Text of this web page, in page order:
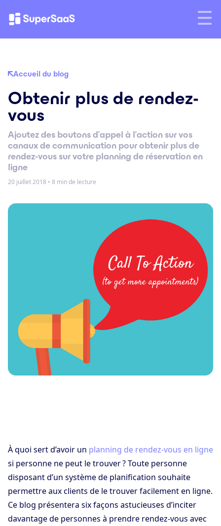
Accueil du blog
Obtenir plus de rendez-
vous
Ajoutez des boutons d’appel à l’action sur vos
canaux de communication pour obtenir plus de
rendez-vous sur votre planning de réservation en
ligne
20 juillet 2018 • 8 min de lecture
À quoi sert d’avoir un planning de rendez-vous en ligne
si personne ne peut le trouver ? Toute personne
disposant d’un système de planification souhaite
permettre aux clients de le trouver facilement en ligne.
Ce blog présentera six façons astucieuses d’inciter
davantage de personnes à prendre rendez-vous avec